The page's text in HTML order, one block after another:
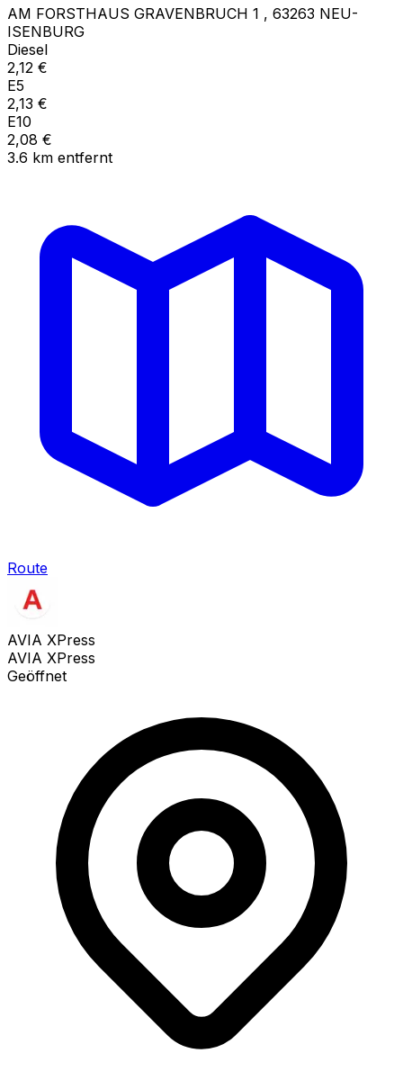
AM FORSTHAUS GRAVENBRUCH 1 , 63263 NEU-
ISENBURG
Diesel
2,12 €
E5
2,13 €
E10
2,08 €
3.6 km entfernt
Route
AVIA XPress
AVIA XPress
Geöffnet